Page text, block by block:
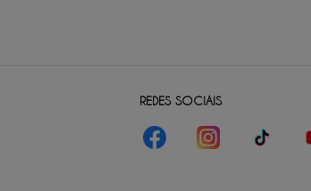
REDES SOCIAIS